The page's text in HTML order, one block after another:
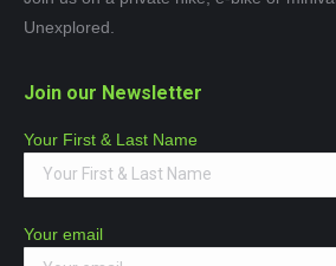
Unexplored.
Join our Newsletter
Your First & Last Name
Your email